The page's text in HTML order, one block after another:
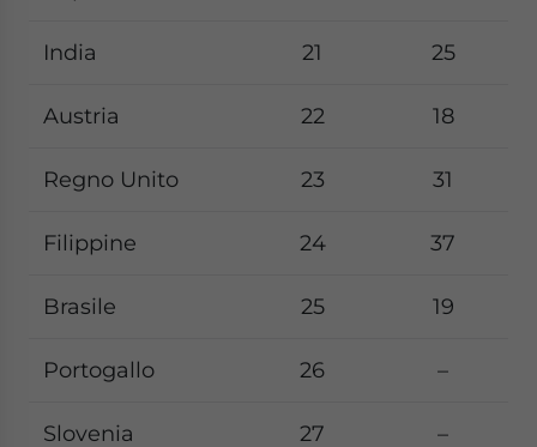
India 21 25
Austria 22 18
Regno Unito 23 31
Filippine 24 37
Brasile 25 19
Portogallo 26 –
Slovenia 27 –